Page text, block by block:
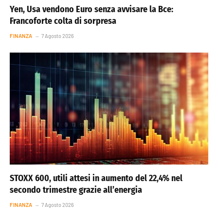
Yen, Usa vendono Euro senza avvisare la Bce:
Francoforte colta di sorpresa
FINANZA 7 Agosto 2026
STOXX 600, utili attesi in aumento del 22,4% nel
secondo trimestre grazie all’energia
FINANZA 7 Agosto 2026